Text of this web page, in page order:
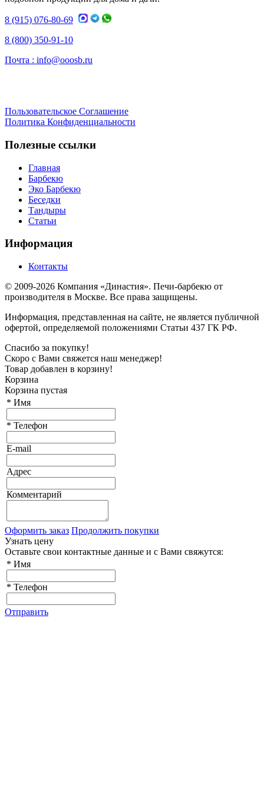
8 (915) 076-80-69
8 (800) 350-91-10
Почта : info@ooosb.ru
Пользовательское Соглашение
Политика Конфиденциальности
Полезные ссылки
Главная
Барбекю
Эко Барбекю
Беседки
Тандыры
Статьи
Информация
Контакты
© 2009-2026 Компания «Династия». Печи-барбекю от
производителя в Москве. Все права защищены.
Информация, представленная на сайте, не является публичной
офертой, определяемой положениями Статьи 437 ГК РФ.
Спасибо за покупку!
Скоро с Вами свяжется наш менеджер!
Товар добавлен в корзину!
Корзина
Корзина пустая
* Имя
* Телефон
E-mail
Адрес
Комментарий
Оформить заказ Продолжить покупки
Узнать цену
Оставьте свои контактные данные и с Вами свяжутся:
* Имя
* Телефон
Отправить